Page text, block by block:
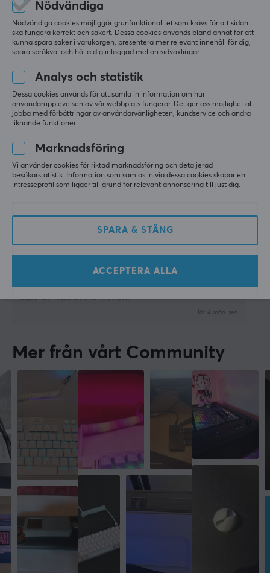
2.0
Överföringshastighet
18 Gbit/s
Guld
Färg
Grå, Vit
GARANTI
Producentens garanti
3 års garanti
Kabellängd
8 meter
Relevans
Alla recensioner
Fredrik H
Level 1
Nerdy NPC
Premium
Den håller högsta kvalitet. Jag skulle inte köpa nåt
längre sträckor (ex 6 m).
Kvalitet
Möjligtvis priset
Supra HDMI Kabel 2.0 UHD 4K 6 Meter
för 4 mån. sen
Mer från vårt Community
Nödvändiga
Nödvändiga cookies möjliggör grunfunktionalitet som krävs för att sidan
ska fungera korrekt och säkert. Dessa cookies används bland annat för att
kunna spara saker i varukorgen, presentera mer relevant innehåll för dig,
spara språkval och hålla dig inloggad mellan sidväxlingar.
Analys och statistik
Dessa cookies används för att samla in information om hur
användarupplevelsen av vår webbplats fungerar. Det ger oss möjlighet att
jobba med förbättringar av användarvänligheten, kundservice och andra
liknande funktioner.
Marknadsföring
Vi använder cookies för riktad marknadsföring och detaljerad
besökarstatistik. Information som samlas in via dessa cookies skapar en
intresseprofil som ligger till grund för relevant annonsering till just dig.
SPARA & STÄNG
ACCEPTERA ALLA